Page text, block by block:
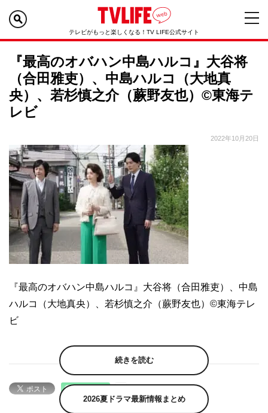
テレビがもっと楽しくなる！TV LIFE公式サイト
『最高のオバハン中島ハルコ』大谷将
（合田雅吏）、中島ハルコ（大地真
央）、若杉慎之介（蕨野友也）©東海テ
レビ
2022年10月20日
『最高のオバハン中島ハルコ』大谷将（合田雅吏）、中島
ハルコ（大地真央）、若杉慎之介（蕨野友也）©東海テレ
ビ
続きを読む
2026夏ドラマ最新情報まとめ